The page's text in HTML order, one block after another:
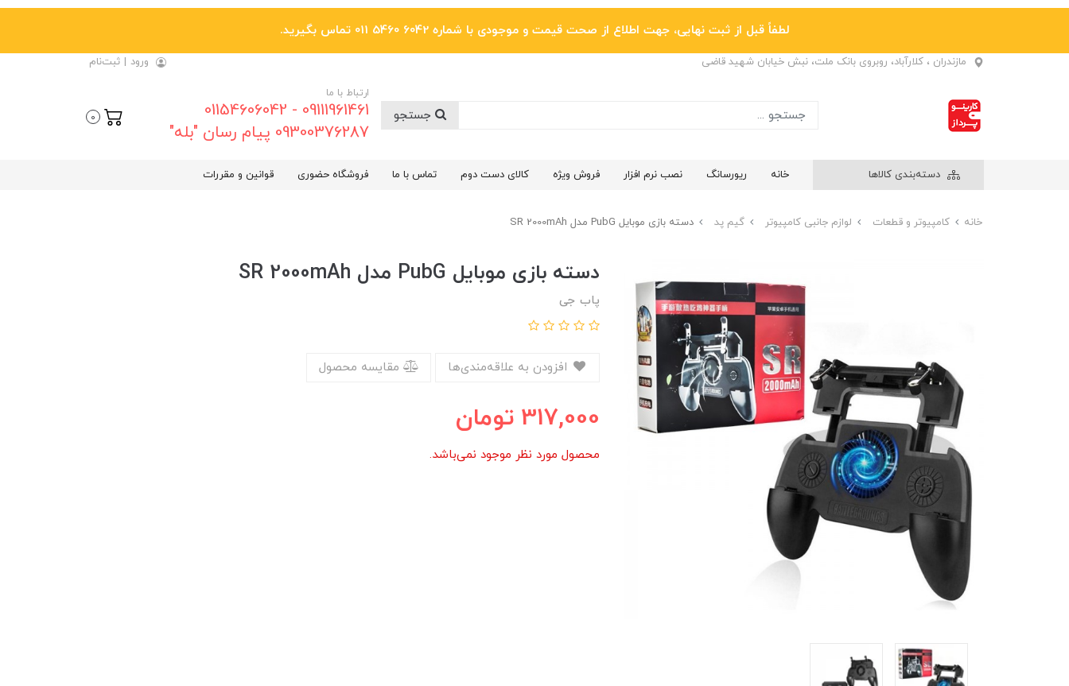
لطفاً قبل از ثبت نهایی، جهت اطلاع از صحت قیمت و موجودی با شماره 6042 5460 011 تماس بگیرید.
مازندران ، کلارآباد، روبروی بانک ملت، نبش خیابان شهید قاضی ورود | ثبت‌نام
ارتباط با ما
09111961461 - 01154606042
09300376287 پیام رسان "بله"
0
دسته‌بندی کالاها خانه ریورسانگ نصب نرم افزار فروش ویژه کالای دست دوم تماس با ما فروشگاه حضوری قوانین و مقررات
خانه کامپیوتر و قطعات لوازم جانبی کامپیوتر گیم پد دسته بازی موبایل PubG مدل SR 2000mAh
دسته بازی موبایل PubG مدل SR 2000mAh
پاب جی
مقایسه محصول
317,000 تومان
محصول مورد نظر موجود نمی‌باشد.